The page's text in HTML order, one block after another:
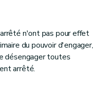
n'ont pas pour effet
du pouvoir d'engager,
désengager toutes
arrêté.